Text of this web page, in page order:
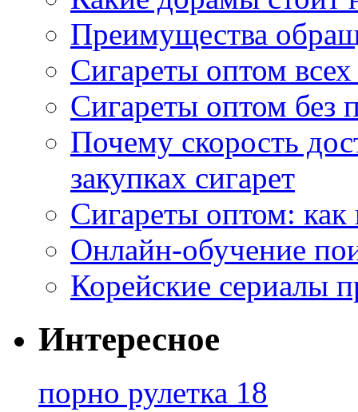
Преимущества
Сигареты оптом
Сигареты оптом без
Почему скорость
закупках сигарет
Сигареты оптом:
Онлайн-обучение
Корейские сериалы
Интересное
порно рулетка 18